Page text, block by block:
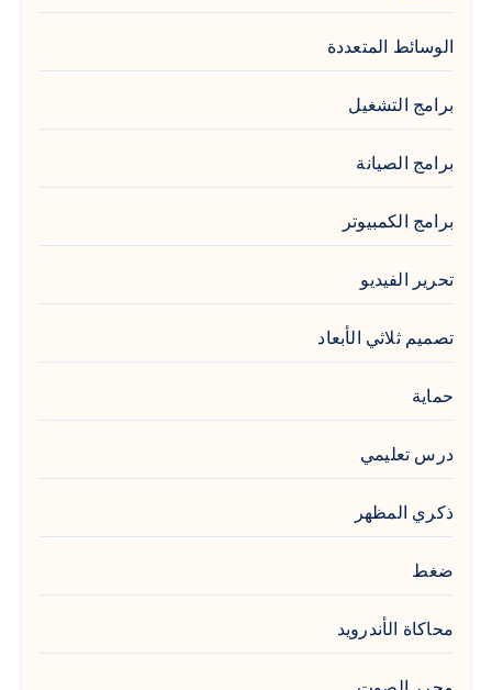
الوسائط المتعددة
برامج التشغيل
برامج الصيانة
برامج الكمبيوتر
تحرير الفيديو
تصميم ثلاثي الأبعاد
حماية
درس تعليمي
ذكري المظهر
ضغط
محاكاة الأندرويد